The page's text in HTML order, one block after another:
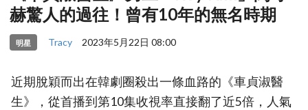
赫驚人的過往！曾有10年的無名時期
明星 Tracy 2023年5月22日 08:00
近期脫穎而出在韓劇圈殺出一條血路的《車貞淑醫
生》，從首播到第10集收視率直接翻了近5倍，人氣